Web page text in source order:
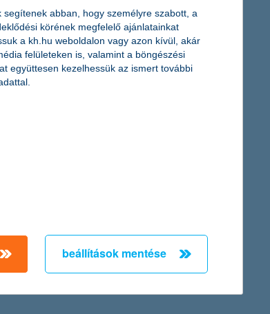
a pályaválasztásban és a pénzügyi kérdésekben. A
– egy olyan világban, ami folyamatosan
← Első Előző Következő utolsó →
segítenek abban, hogy személyre szabott, a
körének megfelelő ajánlatainkat
a kh.hu weboldalon vagy azon kívül, akár
felületeken is, valamint a böngészési
együttesen kezelhessük az ismert további
beállítások mentése